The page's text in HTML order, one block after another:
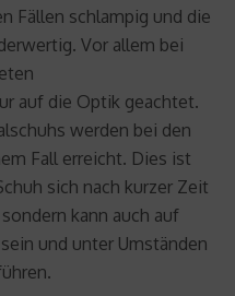
Fällen schlampig und die
Vor allem bei
auf die Optik geachtet.
werden bei den
Fall erreicht. Dies ist
sich nach kurzer Zeit
kann auch auf
und unter Umständen